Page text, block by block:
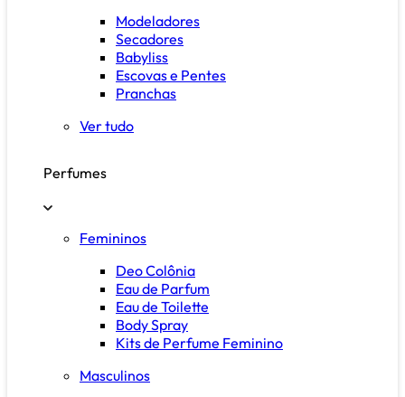
Modeladores
Secadores
Babyliss
Escovas e Pentes
Pranchas
Ver tudo
Perfumes
Femininos
Deo Colônia
Eau de Parfum
Eau de Toilette
Body Spray
Kits de Perfume Feminino
Masculinos